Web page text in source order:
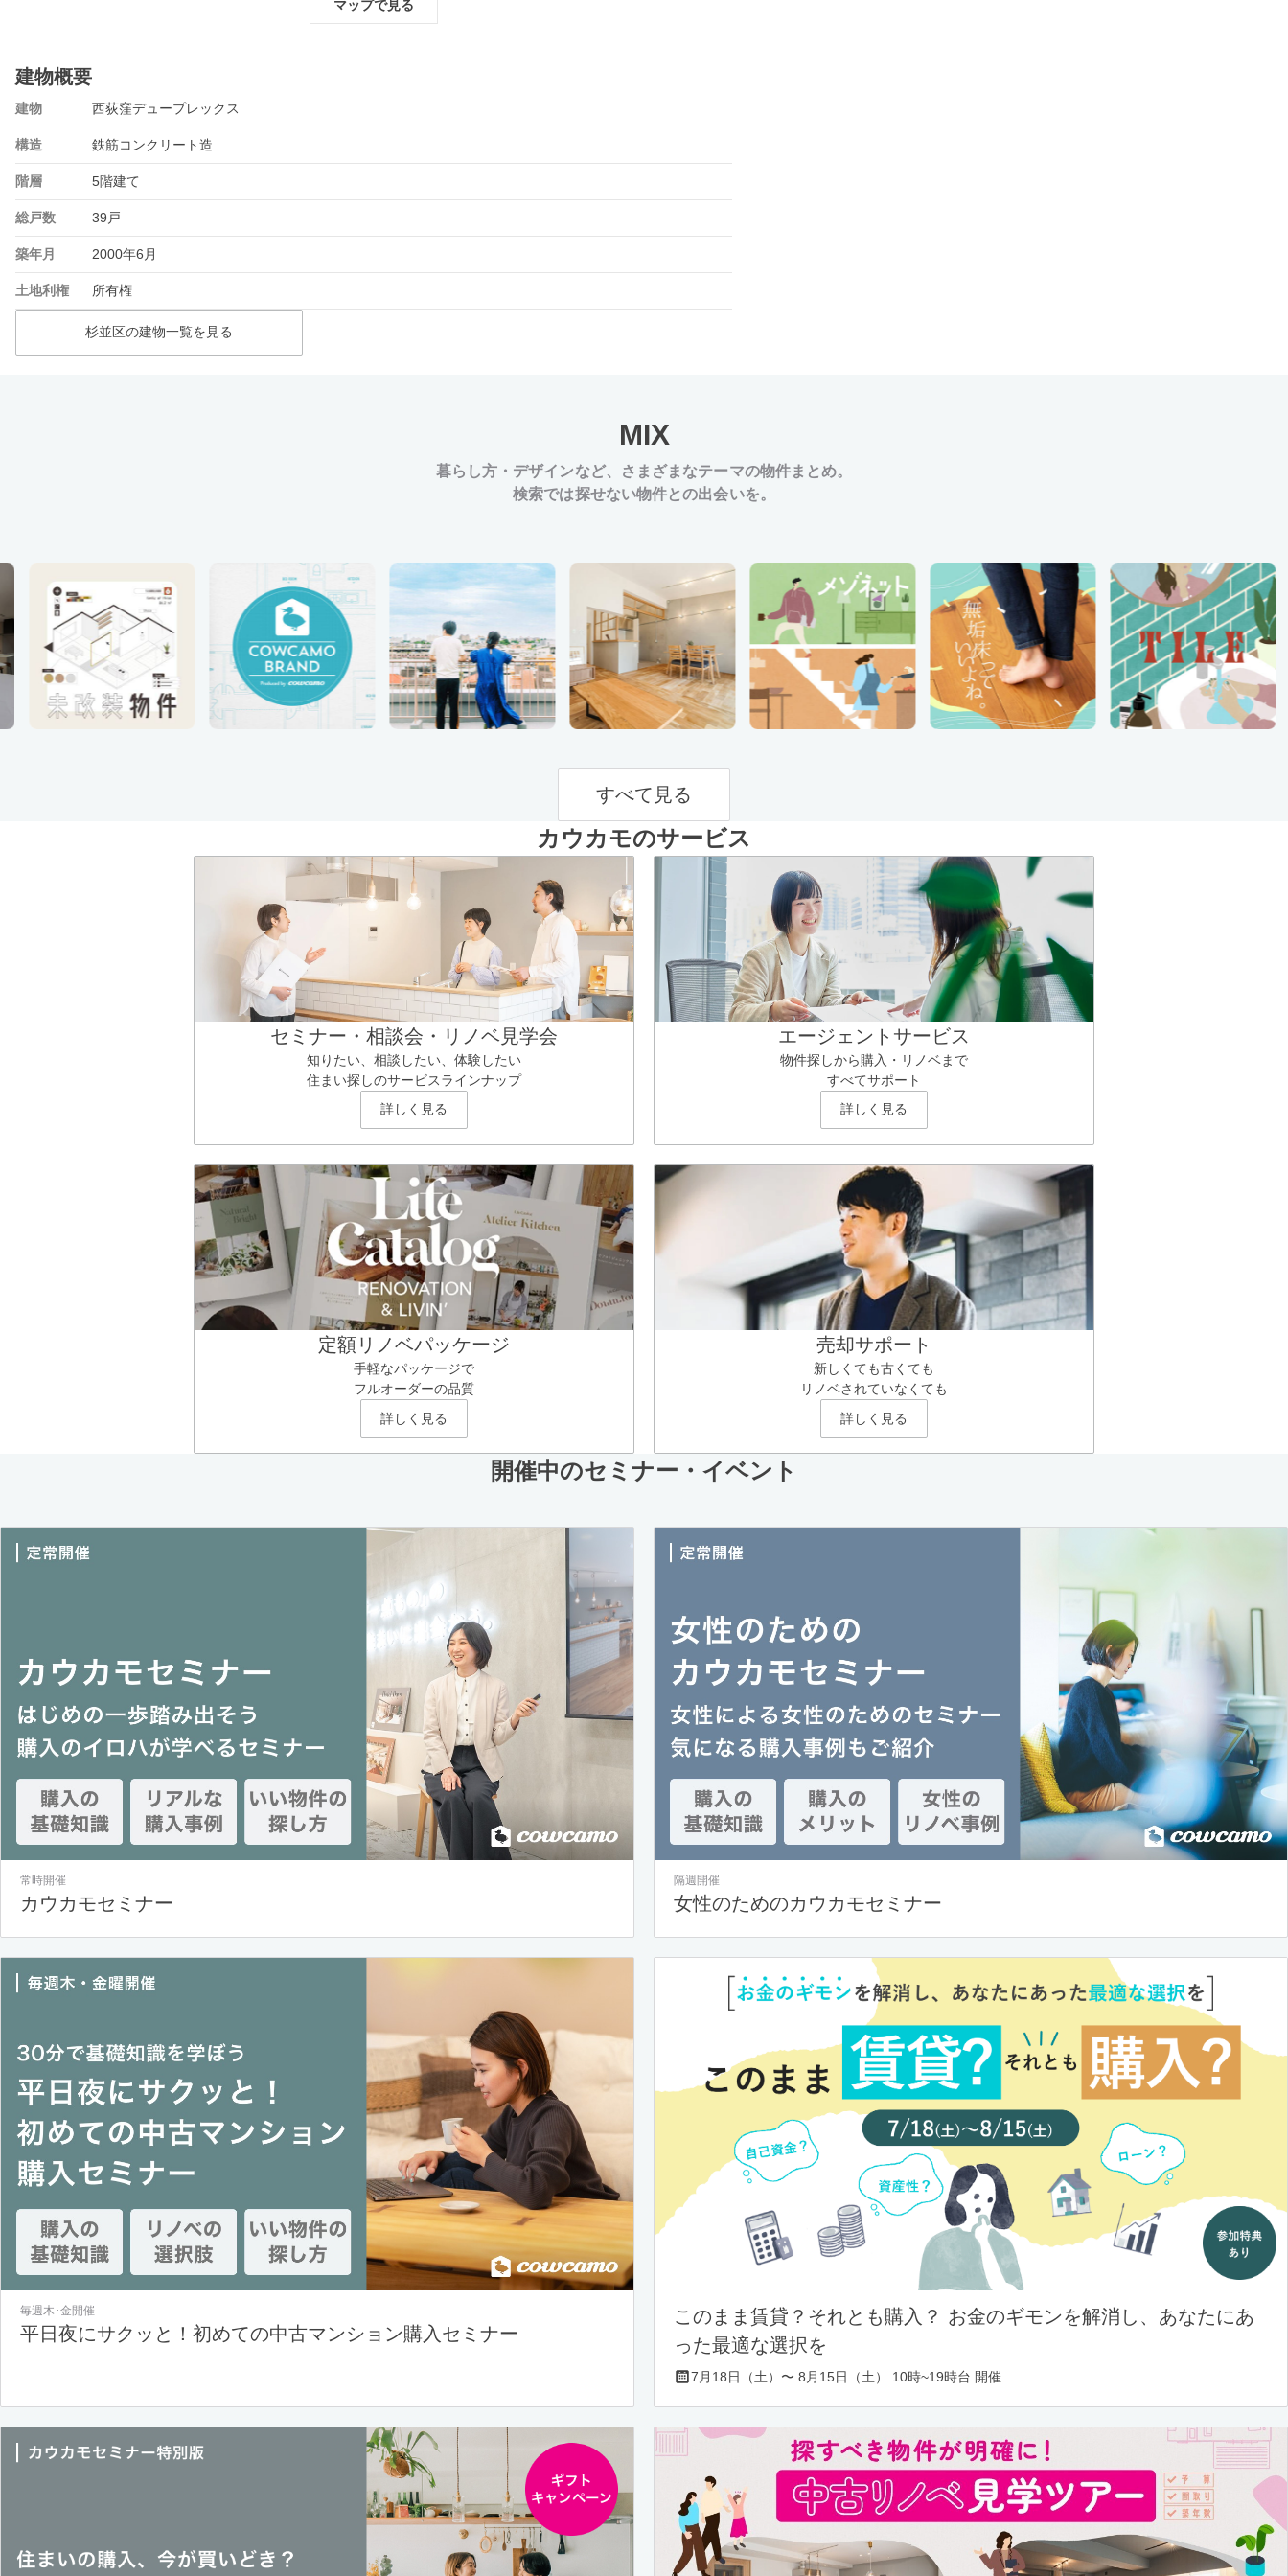
マップで見る
建物概要
建物 西荻窪デュープレックス
構造 鉄筋コンクリート造
階層 5階建て
総戸数 39戸
築年月 2000年6月
土地利権 所有権
杉並区の建物一覧を見る
MIX
暮らし方・デザインなど、
さまざまなテーマの物件まとめ。
検索では探せない物件との出会いを。
すべて見る
カウカモのサービス
セミナー・相談会・リノベ見学会
知りたい、相談したい、体験したい
住まい探しのサービスラインナップ
詳しく見る
エージェントサービス
物件探しから購入・リノベまで
すべてサポート
詳しく見る
定額リノベパッケージ
手軽なパッケージで
フルオーダーの品質
詳しく見る
売却サポート
新しくても古くても
リノベされていなくても
詳しく見る
開催中のセミナー・イベント
常時開催
カウカモセミナー
隔週開催
女性のためのカウカモセミナー
毎週木･金開催
平日夜にサクッと！初めての中古マンション購入セミナー
このまま賃貸？それとも購入？ お金のギモンを解消し、あなたにあ
った最適な選択を
7月18日（土）〜 8月15日（土） 10時~19時台 開催